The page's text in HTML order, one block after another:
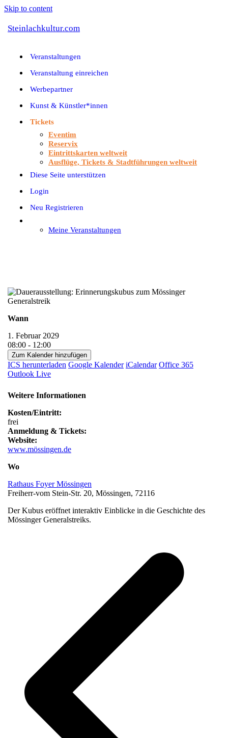
Skip to content
Steinlachkultur.com
Veranstaltungen
Veranstaltung einreichen
Werbepartner
Kunst & Künstler*innen
Tickets
Eventim
Reservix
Eintrittskarten weltweit
Ausflüge, Tickets & Stadtführungen weltweit
Diese Seite unterstützen
Login
Neu Registrieren
Meine Veranstaltungen
Wann
1. Februar 2029
08:00 - 12:00
Zum Kalender hinzufügen
ICS herunterladen Google Kalender iCalendar Office 365
Outlook Live
Weitere Informationen
Kosten/Eintritt:
frei
Anmeldung & Tickets:
Website:
www.mössingen.de
Wo
Rathaus Foyer Mössingen
Freiherr-vom Stein-Str. 20, Mössingen, 72116
Der Kubus eröffnet interaktiv Einblicke in die Geschichte des
Mössinger Generalstreiks.